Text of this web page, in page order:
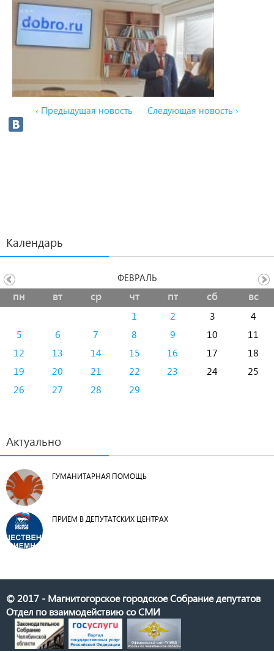
‹ Предыдущая новость Следующая новость ›
Календарь
пн вт ср чт пт сб вс
1 2 3
4
5
6 7 8 9 10
11
12
13 14 15 16 17
18
19
20 21 22 23 24
25
26
27 28 29
ФЕВРАЛЬ
Актуально
ГУМАНИТАРНАЯ ПОМОЩЬ
ПРИЕМ В ДЕПУТАТСКИХ ЦЕНТРАХ
© 2017 - Магнитогорское городское Собрание депутатов
Отдел по взаимодействию со СМИ